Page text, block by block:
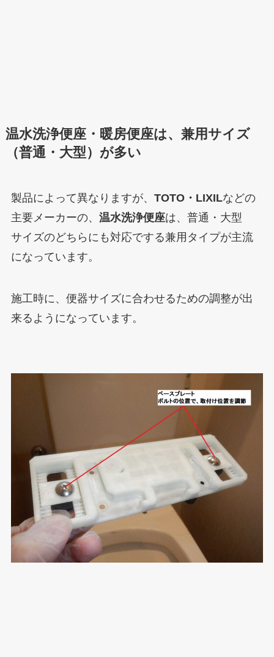
温水洗浄便座・暖房便座は、兼用サイズ
（普通・大型）が多い
製品によって異なりますが、 TOTO・LIXILなどの
主要メーカーの、 温水洗浄便座は、 普通・大型
サイズのどちらにも対応でする兼用タイプが主流
になっています。
施工時に、便器サイズに合わせるための調整が出
来るようになっています。